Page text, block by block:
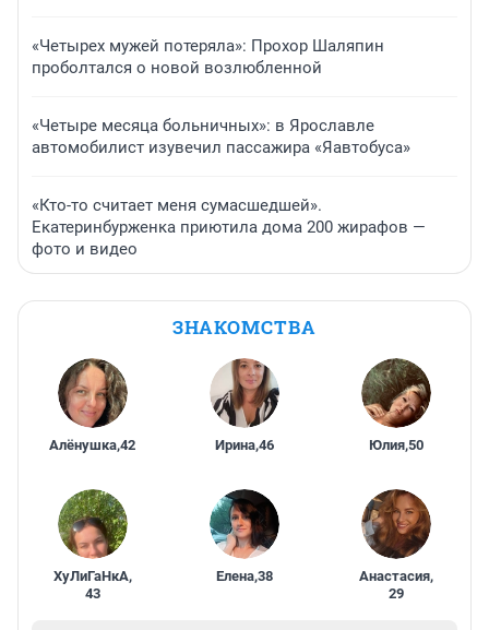
«Четырех мужей потеряла»: Прохор Шаляпин
проболтался о новой возлюбленной
«Четыре месяца больничных»: в Ярославле
автомобилист изувечил пассажира «Яавтобуса»
«Кто-то считает меня сумасшедшей».
Екатеринбурженка приютила дома 200 жирафов —
фото и видео
ЗНАКОМСТВА
Алёнушка,42 Ирина,46 Юлия,50
ХуЛиГаНкА,
43
Елена,38 Анастасия,
29